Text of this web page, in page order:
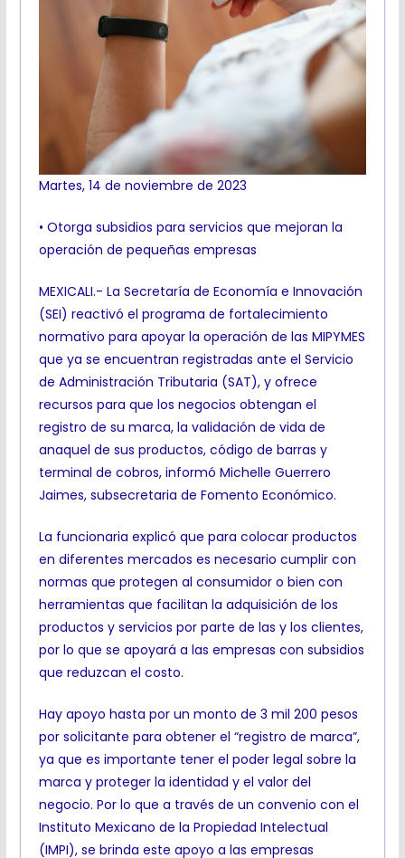
Martes, 14 de noviembre de 2023
• Otorga subsidios para servicios que mejoran la
operación de pequeñas empresas
MEXICALI.- La Secretaría de Economía e Innovación
(SEI) reactivó el programa de fortalecimiento
normativo para apoyar la operación de las MIPYMES
que ya se encuentran registradas ante el Servicio
de Administración Tributaria (SAT), y ofrece
recursos para que los negocios obtengan el
registro de su marca, la validación de vida de
anaquel de sus productos, código de barras y
terminal de cobros, informó Michelle Guerrero
Jaimes, subsecretaria de Fomento Económico.
La funcionaria explicó que para colocar productos
en diferentes mercados es necesario cumplir con
normas que protegen al consumidor o bien con
herramientas que facilitan la adquisición de los
productos y servicios por parte de las y los clientes,
por lo que se apoyará a las empresas con subsidios
que reduzcan el costo.
Hay apoyo hasta por un monto de 3 mil 200 pesos
por solicitante para obtener el “registro de marca”,
ya que es importante tener el poder legal sobre la
marca y proteger la identidad y el valor del
negocio. Por lo que a través de un convenio con el
Instituto Mexicano de la Propiedad Intelectual
(IMPI), se brinda este apoyo a las empresas